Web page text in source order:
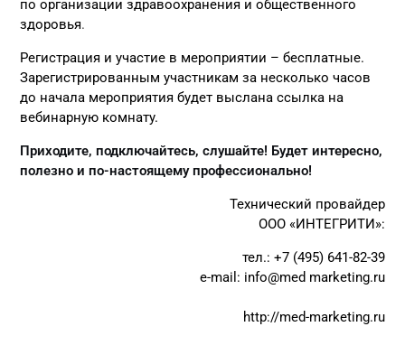
по организации здравоохранения и общественного
здоровья.
Регистрация и участие в мероприятии – бесплатные.
Зарегистрированным участникам за несколько часов
до начала мероприятия будет выслана ссылка на
вебинарную комнату.
Приходите, подключайтесь, слушайте! Будет интересно,
полезно и по-настоящему профессионально!
Технический провайдер
ООО «ИНТЕГРИТИ»:
тел.: +7 (495) 641-82-39
e-mail: info@med marketing.ru
http://med-marketing.ru